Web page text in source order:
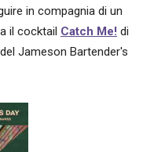
in compagnia di un
il cocktail Catch Me! di
Jameson Bartender's